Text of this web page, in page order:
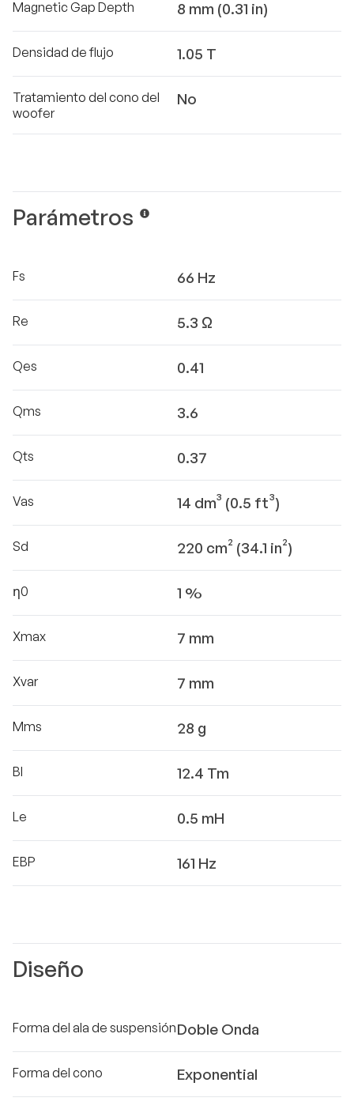
Magnetic Gap Depth 8 mm (0.31 in)
Densidad de flujo 1.05 T
Tratamiento del cono del
woofer
No
Parámetros
Fs 66 Hz
Re 5.3 Ω
Qes 0.41
Qms 3.6
Qts 0.37
Vas 14 dm³ (0.5 ft³)
Sd 220 cm² (34.1 in²)
η0 1 %
Xmax 7 mm
Xvar 7 mm
Mms 28 g
Bl 12.4 Tm
Le 0.5 mH
EBP 161 Hz
Diseño
Forma del ala de suspensiónDoble Onda
Forma del cono Exponential